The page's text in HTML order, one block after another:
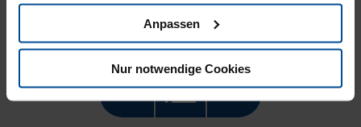
Anpassen
Nur notwendige Cookies